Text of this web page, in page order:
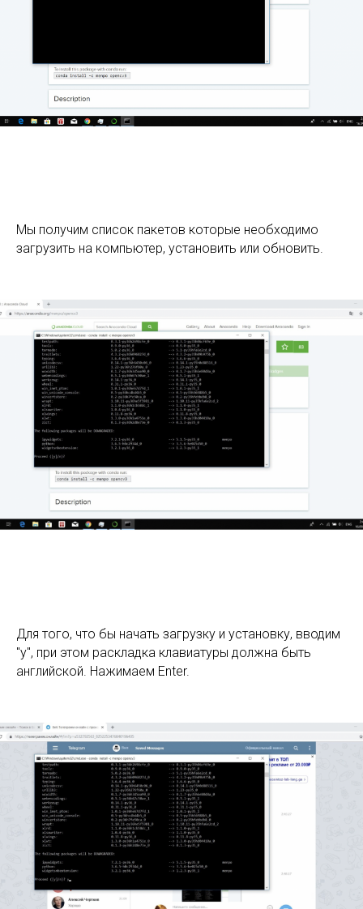
Мы получим список пакетов которые необходимо
загрузить на компьютер, установить или обновить.
Для того, что бы начать загрузку и установку, вводим
"y", при этом раскладка клавиатуры должна быть
английской. Нажимаем Enter.